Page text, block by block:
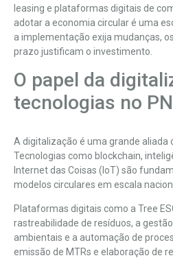
leasing e plataformas digitais de
adotar a economia circular é uma
a implementação exija mudanças,
prazo justificam o investimento.
O papel da
tecnologias no
A digitalização é uma grande aliada
Tecnologias como blockchain,
Internet das Coisas (IoT) são
modelos circulares em escala
Plataformas digitais como a Tree
rastreabilidade de resíduos, a
ambientais e a automação de
emissão de MTRs e elaboração de